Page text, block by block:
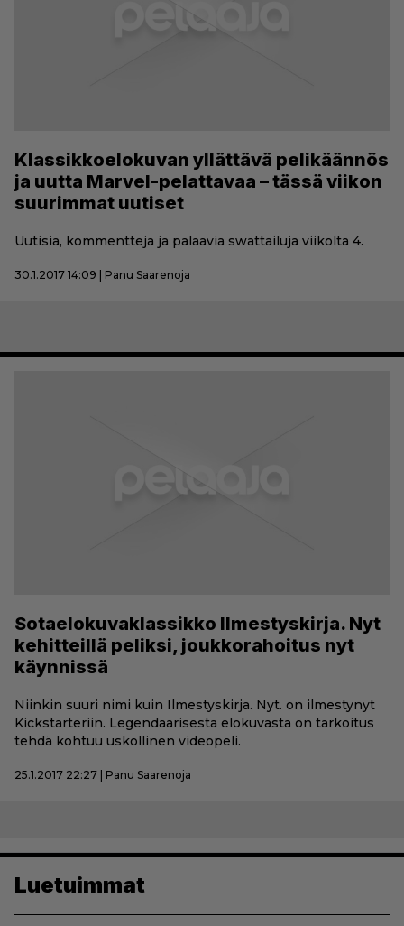
Klassikkoelokuvan yllättävä pelikäännös
ja uutta Marvel-pelattavaa – tässä viikon
suurimmat uutiset
Uutisia, kommentteja ja palaavia swattailuja viikolta 4.
30.1.2017 14:09 | Panu Saarenoja
Sotaelokuvaklassikko Ilmestyskirja. Nyt
kehitteillä peliksi, joukkorahoitus nyt
käynnissä
Niinkin suuri nimi kuin Ilmestyskirja. Nyt. on ilmestynyt
Kickstarteriin. Legendaarisesta elokuvasta on tarkoitus
tehdä kohtuu uskollinen videopeli.
25.1.2017 22:27 | Panu Saarenoja
Luetuimmat